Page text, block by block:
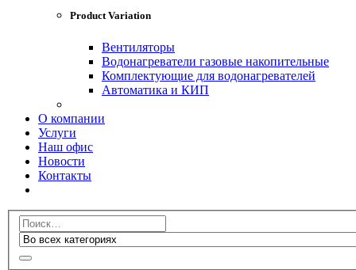
Product Variation
Вентиляторы
Водонагреватели газовые накопительные
Комплектующие для водонагревателей
Автоматика и КИП
О компании
Услуги
Наш офис
Новости
Контакты